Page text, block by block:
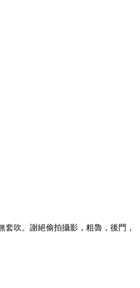
吹。謝絕偷拍攝影，粗魯，後門，